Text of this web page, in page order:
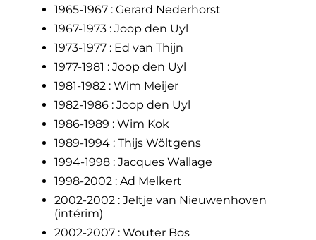
1965-1967 : Gerard Nederhorst
1967-1973 : Joop den Uyl
1973-1977 : Ed van Thijn
1977-1981 : Joop den Uyl
1981-1982 : Wim Meijer
1982-1986 : Joop den Uyl
1986-1989 : Wim Kok
1989-1994 : Thijs Wöltgens
1994-1998 : Jacques Wallage
1998-2002 : Ad Melkert
2002-2002 : Jeltje van Nieuwenhoven
(intérim)
2002-2007 : Wouter Bos